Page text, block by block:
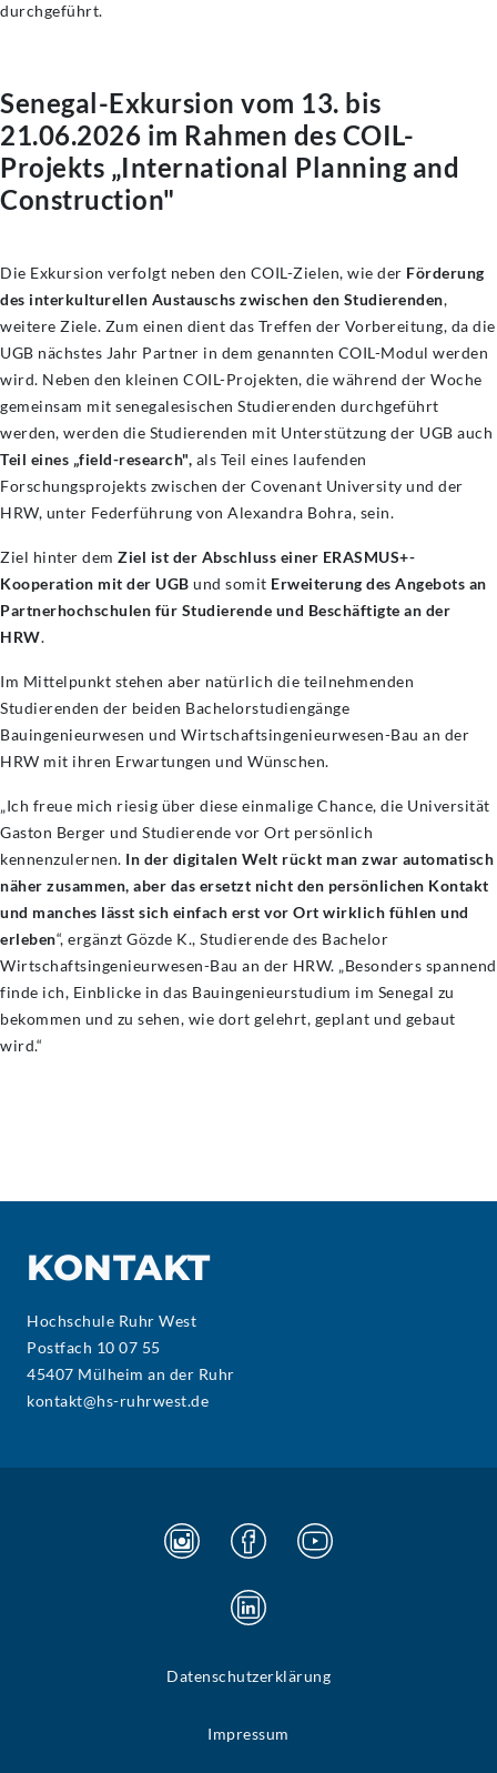
durchgeführt.
Senegal-Exkursion vom 13. bis
21.06.2026 im Rahmen des COIL-
Projekts „International Planning and
Construction"
Die Exkursion verfolgt neben den COIL-Zielen, wie der Förderung
des interkulturellen Austauschs zwischen den Studierenden,
weitere Ziele. Zum einen dient das Treffen der Vorbereitung, da die
UGB nächstes Jahr Partner in dem genannten COIL-Modul werden
wird. Neben den kleinen COIL-Projekten, die während der Woche
gemeinsam mit senegalesischen Studierenden durchgeführt
werden, werden die Studierenden mit Unterstützung der UGB auch
Teil eines „field-research", als Teil eines laufenden
Forschungsprojekts zwischen der Covenant University und der
HRW, unter Federführung von Alexandra Bohra, sein.
Ziel hinter dem Ziel ist der Abschluss einer ERASMUS+-
Kooperation mit der UGB und somit Erweiterung des Angebots an
Partnerhochschulen für Studierende und Beschäftigte an der
HRW.
Im Mittelpunkt stehen aber natürlich die teilnehmenden
Studierenden der beiden Bachelorstudiengänge
Bauingenieurwesen und Wirtschaftsingenieurwesen-Bau an der
HRW mit ihren Erwartungen und Wünschen.
„Ich freue mich riesig über diese einmalige Chance, die Universität
Gaston Berger und Studierende vor Ort persönlich
kennenzulernen. In der digitalen Welt rückt man zwar automatisch
näher zusammen, aber das ersetzt nicht den persönlichen Kontakt
und manches lässt sich einfach erst vor Ort wirklich fühlen und
erleben“, ergänzt Gözde K., Studierende des Bachelor
Wirtschaftsingenieurwesen-Bau an der HRW. „Besonders spannend
finde ich, Einblicke in das Bauingenieurstudium im Senegal zu
bekommen und zu sehen, wie dort gelehrt, geplant und gebaut
wird.“
KONTAKT
Hochschule Ruhr West
Postfach 10 07 55
45407 Mülheim an der Ruhr
kontakt@hs-ruhrwest.de
Datenschutzerklärung
Impressum